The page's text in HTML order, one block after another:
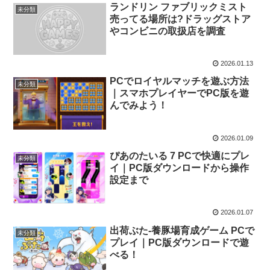
未分類
ランドリン ファブリックミスト
売ってる場所は?ドラッグストア
やコンビニの取扱店を調査
2026.01.13
未分類
PCでロイヤルマッチを遊ぶ方法
｜スマホプレイヤーでPC版を遊
んでみよう！
2026.01.09
未分類
ぴあのたいる 7 PCで快適にプレ
イ｜PC版ダウンロードから操作
設定まで
2026.01.07
未分類
出荷ぶた-養豚場育成ゲーム PCで
プレイ｜PC版ダウンロードで遊
べる！